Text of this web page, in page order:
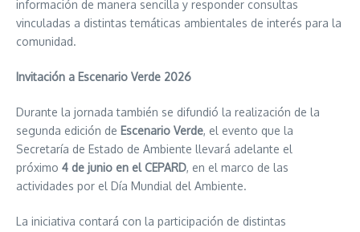
información de manera sencilla y responder consultas
vinculadas a distintas temáticas ambientales de interés para la
comunidad.
Invitación a Escenario Verde 2026
Durante la jornada también se difundió la realización de la
segunda edición de Escenario Verde, el evento que la
Secretaría de Estado de Ambiente llevará adelante el
próximo 4 de junio en el CEPARD, en el marco de las
actividades por el Día Mundial del Ambiente.
La iniciativa contará con la participación de distintas